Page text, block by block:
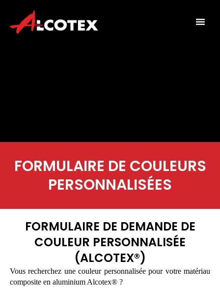
FORMULAIRE DE COULEURS
PERSONNALISÉES
FORMULAIRE DE DEMANDE DE
COULEUR PERSONNALISÉE
(ALCOTEX®)
Vous recherchez une couleur personnalisée pour votre matériau
composite en aluminium Alcotex® ?